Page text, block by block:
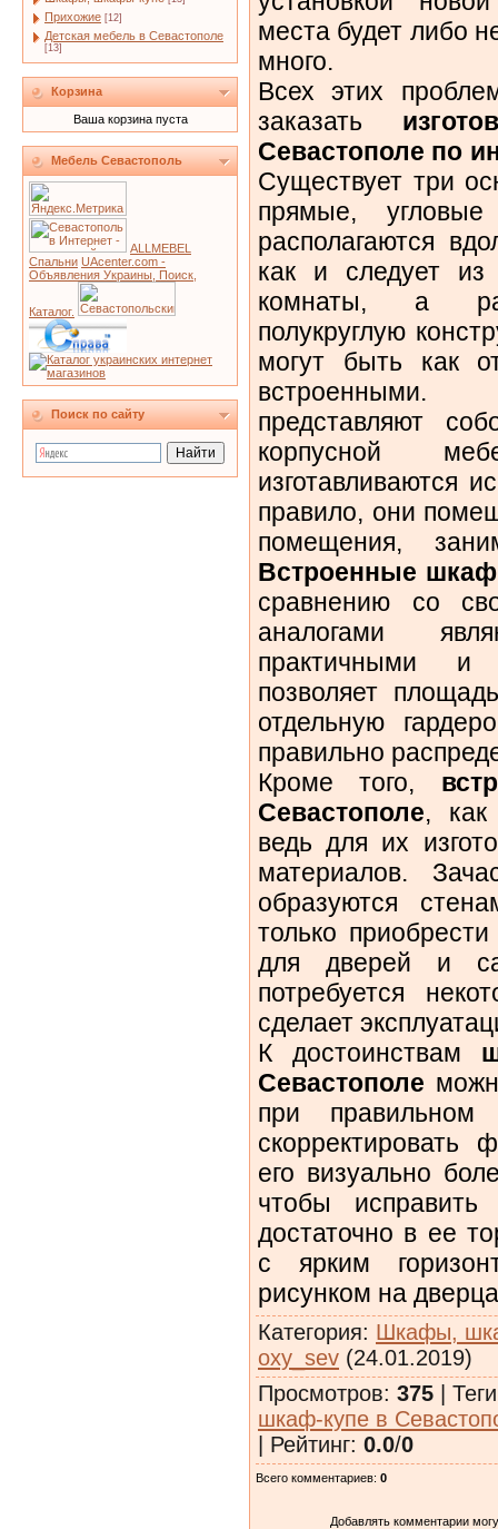
Прихожие [12]
Детская мебель в Севастополе
[13]
Корзина
Ваша корзина пуста
Мебель Севастополь
ALLMEBEL
Спальни UAcenter.com -
Объявления Украины, Поиск,
Каталог.
Поиск по сайту
места будет либо
много.
Всех этих
заказать
Севастополе по
Существует три
прямые,
располагаются
как и следует из
комнаты, а
полукруглую
могут быть как
представляют
корпусной
изготавливаются
правило, они
помещения,
Встроенные
сравнению со
аналогами
практичными и
позволяет
отдельную
правильно
Кроме того,
Севастополе, как
ведь для их
материалов.
образуются
только
для дверей и
потребуется
сделает
К достоинствам
Севастополе
при
скорректировать
его визуально
чтобы
достаточно в ее
с ярким
рисунком на
Категория: Шкафы,
oxy_sev (24.01.2019)
Просмотров: 375 | Теги
шкаф-купе в
| Рейтинг: 0.0/0
Всего комментариев: 0
Добавлять комментарии